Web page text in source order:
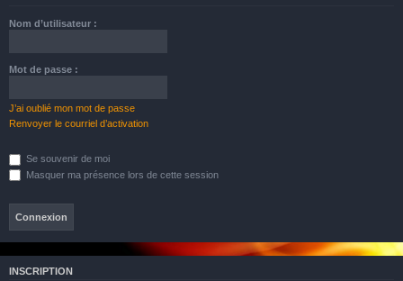
Nom d’utilisateur :
Mot de passe :
J’ai oublié mon mot de passe
Renvoyer le courriel d’activation
Se souvenir de moi
Masquer ma présence lors de cette session
INSCRIPTION